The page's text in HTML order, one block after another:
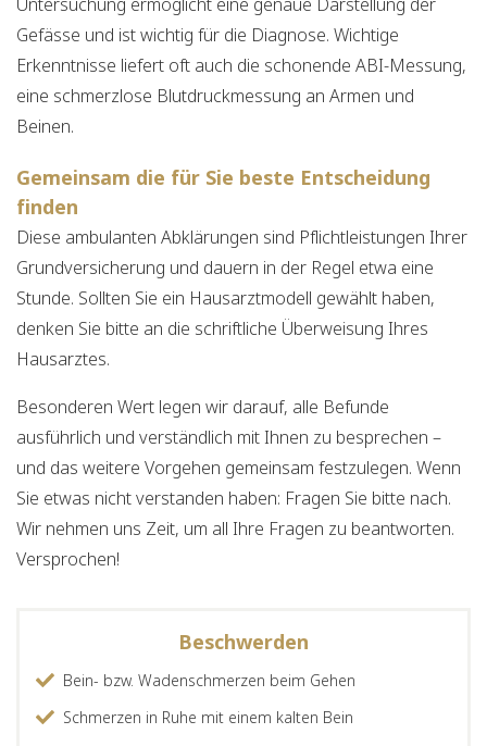
Gefässe und ist wichtig für die Diagnose. Wichtige
Erkenntnisse liefert oft auch die schonende ABI-Messung,
eine schmerzlose Blutdruckmessung an Armen und
Beinen.
Gemeinsam die für Sie beste Entscheidung
finden
Diese ambulanten Abklärungen sind Pflichtleistungen Ihrer
Grundversicherung und dauern in der Regel etwa eine
Stunde. Sollten Sie ein Hausarztmodell gewählt haben,
denken Sie bitte an die schriftliche Überweisung Ihres
Hausarztes.
Besonderen Wert legen wir darauf, alle Befunde
ausführlich und verständlich mit Ihnen zu besprechen –
und das weitere Vorgehen gemeinsam festzulegen. Wenn
Sie etwas nicht verstanden haben: Fragen Sie bitte nach.
Wir nehmen uns Zeit, um all Ihre Fragen zu beantworten.
Versprochen!
Beschwerden
Bein- bzw. Wadenschmerzen beim Gehen
Schmerzen in Ruhe mit einem kalten Bein